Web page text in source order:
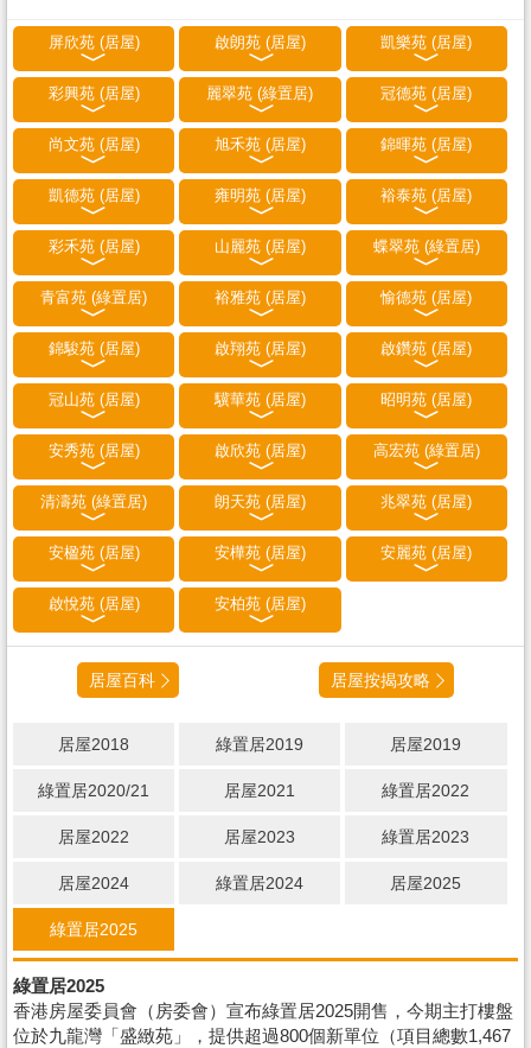
屏欣苑 (居屋) 啟朗苑 (居屋) 凱樂苑 (居屋)
彩興苑 (居屋) 麗翠苑 (綠置居) 冠德苑 (居屋)
尚文苑 (居屋) 旭禾苑 (居屋) 錦暉苑 (居屋)
凱德苑 (居屋) 雍明苑 (居屋) 裕泰苑 (居屋)
彩禾苑 (居屋) 山麗苑 (居屋) 蝶翠苑 (綠置居)
青富苑 (綠置居) 裕雅苑 (居屋) 愉德苑 (居屋)
錦駿苑 (居屋) 啟翔苑 (居屋) 啟鑽苑 (居屋)
冠山苑 (居屋) 驥華苑 (居屋) 昭明苑 (居屋)
安秀苑 (居屋) 啟欣苑 (居屋) 高宏苑 (綠置居)
清濤苑 (綠置居) 朗天苑 (居屋) 兆翠苑 (居屋)
安楹苑 (居屋) 安樺苑 (居屋) 安麗苑 (居屋)
啟悅苑 (居屋) 安柏苑 (居屋)
居屋百科 居屋按揭攻略
居屋2018 綠置居2019 居屋2019
綠置居2020/21 居屋2021 綠置居2022
居屋2022 居屋2023 綠置居2023
居屋2024 綠置居2024 居屋2025
綠置居2025
綠置居2025
香港房屋委員會（房委會）宣布綠置居2025開售，今期主打樓盤
位於九龍灣「盛緻苑」，提供超過800個新單位（項目總數1,467